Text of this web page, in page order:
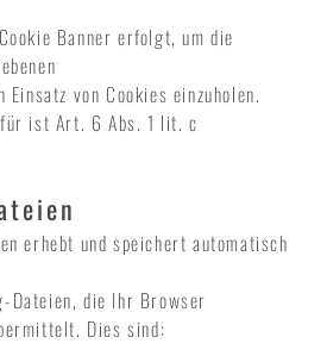
Banner erfolgt, um die
von Cookies einzuholen.
ist Art. 6 Abs. 1 lit. c
erhebt und speichert automatisch
Dateien, die Ihr Browser
Dies sind: